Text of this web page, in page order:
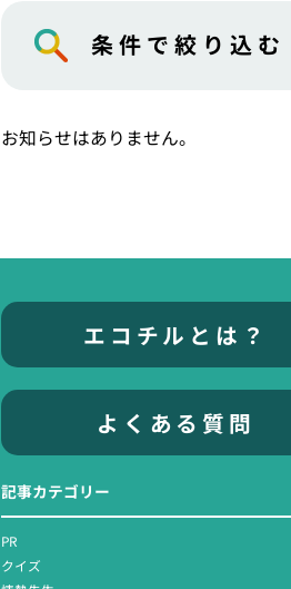
条件で絞り込む
お知らせはありません。
エコチルとは？
よくある質問
記事カテゴリー
PR
クイズ